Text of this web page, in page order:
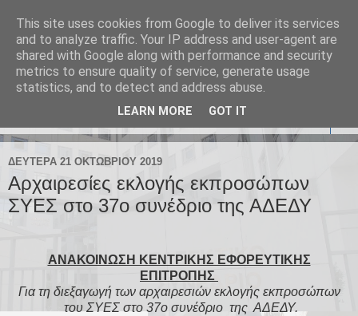
Σύλλογος Υπαλλήλων
Ελεγκτικού Συνεδρίου
ΔΕΥΤΈΡΑ 21 ΟΚΤΩΒΡΊΟΥ 2019
Αρχαιρεσίες εκλογής εκπροσώπων
ΣΥΕΣ στο 37ο συνέδριο της ΑΔΕΔΥ
ΑΝΑΚΟΙΝΩΣΗ ΚΕΝΤΡΙΚΗΣ ΕΦΟΡΕΥΤΙΚΗΣ
ΕΠΙΤΡΟΠΗΣ
Για τη διεξαγωγή των αρχαιρεσιών εκλογής εκπροσώπων
του ΣΥΕΣ στο 37ο συνέδριο της ΑΔΕΔΥ.
This site uses cookies from Google to deliver its services
and to analyze traffic. Your IP address and user-agent are
shared with Google along with performance and security
metrics to ensure quality of service, generate usage
statistics, and to detect and address abuse.
LEARN MORE GOT IT